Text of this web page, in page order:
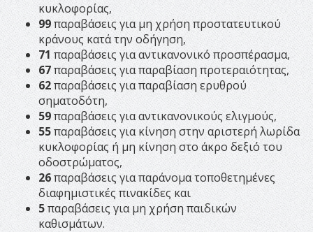
κυκλοφορίας,
99παραβάσεις για μη χρήση προστατευτικού
κράνους κατά την οδήγηση,
71 παραβάσεις για αντικανονικό προσπέρασμα,
67παραβάσεις για παραβίαση προτεραιότητας,
62παραβάσεις για παραβίαση ερυθρού
σηματοδότη,
59παραβάσεις για αντικανονικούς ελιγμούς,
55παραβάσεις για κίνηση στην αριστερή λωρίδα
κυκλοφορίας ή μη κίνηση στο άκρο δεξιό του
οδοστρώματος,
26παραβάσεις για παράνομα τοποθετημένες
διαφημιστικές πινακίδες και
5παραβάσεις για μη χρήση παιδικών
καθισμάτων.